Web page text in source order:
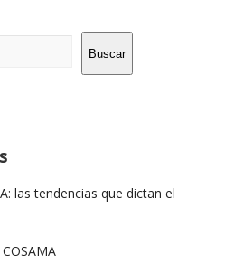
Buscar
las tendencias que dictan el